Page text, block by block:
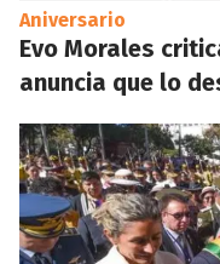
Aniversario
Evo Morales
anuncia que lo